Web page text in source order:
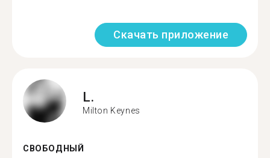
Скачать приложение
L.
Milton Keynes
СВОБОДНЫЙ